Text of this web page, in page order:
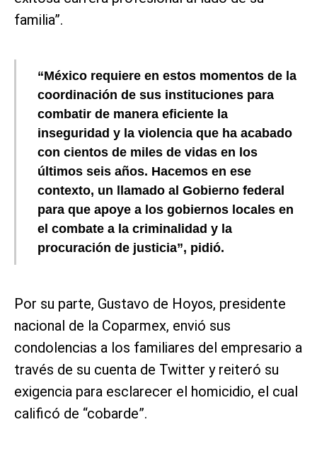
familia”.
“México requiere en estos momentos de la
coordinación de sus instituciones para
combatir de manera eficiente la
inseguridad y la violencia que ha acabado
con cientos de miles de vidas en los
últimos seis años. Hacemos en ese
contexto, un llamado al Gobierno federal
para que apoye a los gobiernos locales en
el combate a la criminalidad y la
procuración de justicia”, pidió.
Por su parte, Gustavo de Hoyos, presidente
nacional de la Coparmex, envió sus
condolencias a los familiares del empresario a
través de su cuenta de Twitter y reiteró su
exigencia para esclarecer el homicidio, el cual
calificó de “cobarde”.